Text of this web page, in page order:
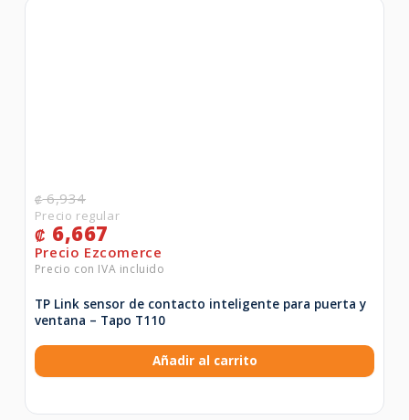
₡6,934
₡ 6,667
TP Link sensor de contacto inteligente para puerta y
ventana – Tapo T110
Añadir al carrito